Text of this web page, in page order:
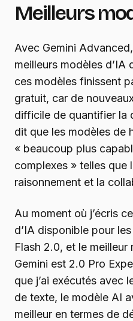
Meilleurs
Avec Gemini
meilleurs modèles d’IA
ces modèles finissent
gratuit, car de
difficile de quantifier la
dit que les modèles de
« beaucoup plus
complexes » telles que
raisonnement et la
Au moment où j’écris
d’IA disponible pour
Flash 2.0, et le
Gemini est 2.0 Pro
que j’ai exécutés avec
de texte, le modèle AI
meilleur en termes de